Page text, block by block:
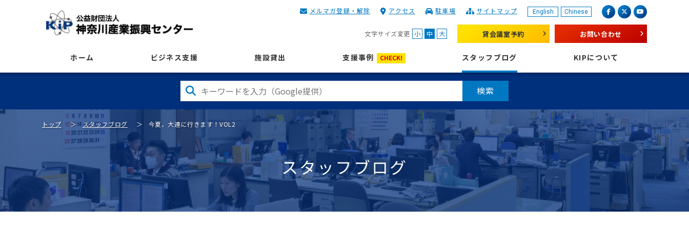
KIP | 公益財団法人 神奈川産業振興センター English Chinese facebookX（旧 twitter）
youtube
メルマガ登録・解除 アクセス 駐車場 サイトマップ
文字サイズ変更 小 中 大 貸会議室予約 お問い合わせ
ホーム ビジネス支援 施設貸出 支援事例 CHECK! スタッフブログ KIPについて
検索
トップ スタッフブログ 今夏、大連に行きます！VOL2
スタッフブログ